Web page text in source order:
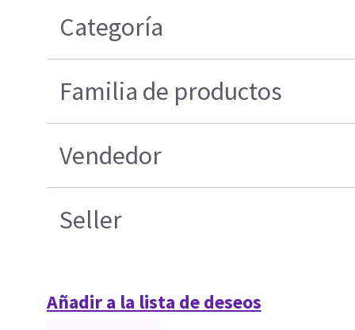
Categoría
Familia de productos
Vendedor
Seller
Añadir a la lista de deseos